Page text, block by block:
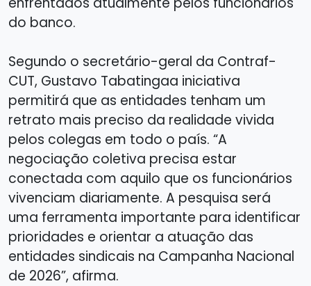
do banco.
Segundo o secretário-geral da Contraf-
CUT, Gustavo Tabatingaa iniciativa
permitirá que as entidades tenham um
retrato mais preciso da realidade vivida
pelos colegas em todo o país. “A
negociação coletiva precisa estar
conectada com aquilo que os funcionários
vivenciam diariamente. A pesquisa será
uma ferramenta importante para identificar
prioridades e orientar a atuação das
entidades sindicais na Campanha Nacional
de 2026”, afirma.